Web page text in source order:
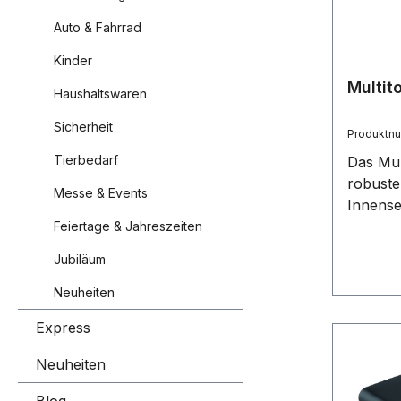
Auto & Fahrrad
Kinder
Haushaltswaren
Sicherheit
Tierbedarf
Messe & Events
Feiertage & Jahreszeiten
Jubiläum
Neuheiten
Express
Neuheiten
mm), 1
mit
Das
und
und
für